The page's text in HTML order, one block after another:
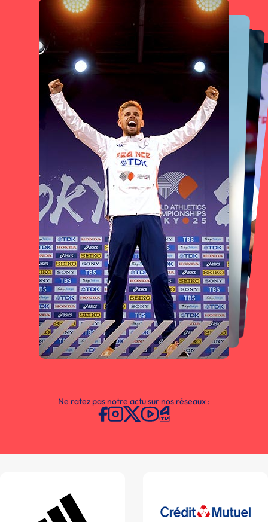
Ne ratez pas notre actu sur nos réseaux :